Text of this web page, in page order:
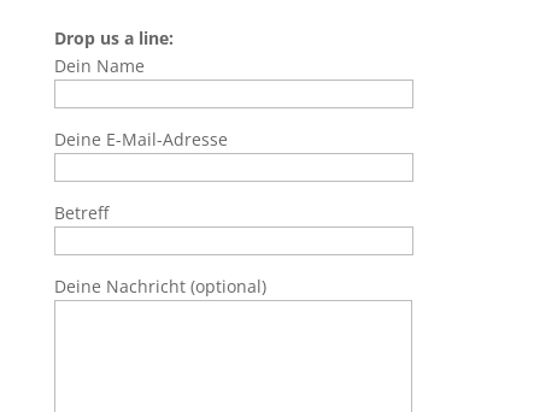
Drop us a line:
Dein Name
Deine E-Mail-Adresse
Betreff
Deine Nachricht (optional)